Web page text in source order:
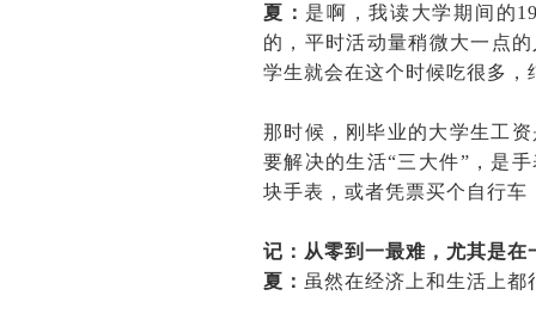
夏： 是啊，我读大学期间的
的，平时活动量稍微大一点
学生就会在这个时候吃很多
那时候，刚毕业的大学生工
要解决的生活“三大件”，是
块手表，或者凭票买个自行
记：从零到一最难，尤其是
夏： 虽然在经济上和生活上